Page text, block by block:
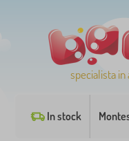
specialista
In stock